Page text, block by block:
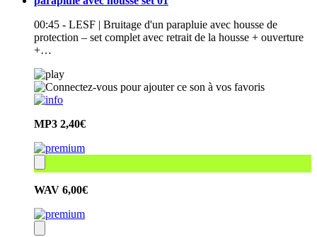
00:45 - LESF | Bruitage d'un parapluie avec housse de
protection – set complet avec retrait de la housse + ouverture
+…
MP3 2,40€
WAV 6,00€